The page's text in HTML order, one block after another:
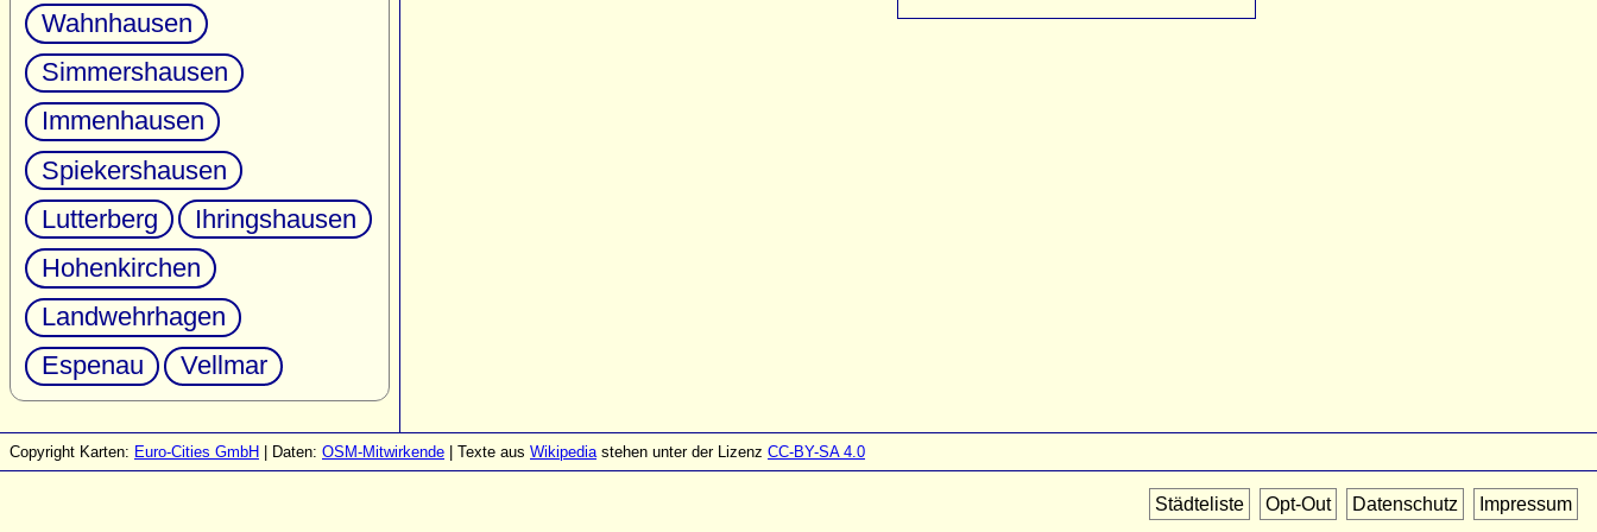
Wahnhausen
Simmershausen
Immenhausen
Spiekershausen
Lutterberg
Ihringshausen
Hohenkirchen
Landwehrhagen
Espenau
Vellmar
Copyright Karten: Euro-Cities GmbH | Daten: OSM-Mitwirkende | Texte aus Wikipediastehen unter der Lizenz CC-BY-SA 4.0
Städteliste Opt-Out Datenschutz Impressum